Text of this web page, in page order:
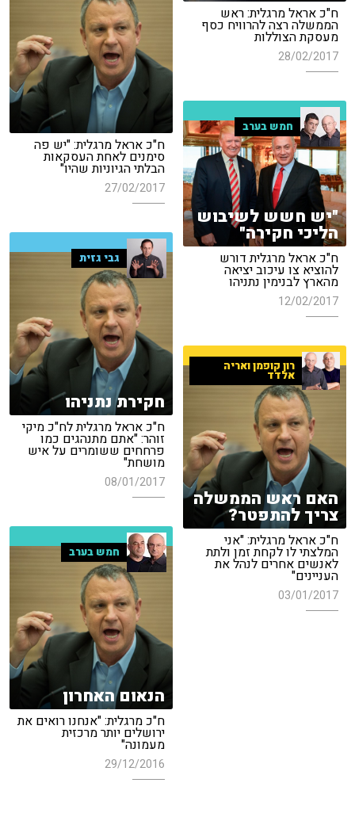
ח"כ אראל מרגלית: ראש
הממשלה רצה להרוויח כסף
מעסקת הצוללות
28/02/2017
ח"כ אראל מרגלית: "יש פה
סימנים לאחת העסקאות
הבלתי הגיוניות שהיו"
27/02/2017
חמש בערב
"יש חשש לשיבוש
הליכי חקירה"
ח"כ אראל מרגלית דורש
להוציא צו עיכוב יציאה
מהארץ לבנימין נתניהו
12/02/2017
גבי גזית
חקירת נתניהו
ח"כ אראל מרגלית לח"כ מיקי
זוהר: "אתם מתנהגים כמו
פרחחים ששומרים על איש
מושחת"
08/01/2017
רון קופמן ואריה
אלדד
האם ראש הממשלה
צריך להתפטר?
ח"כ אראל מרגלית: "אני
המלצתי לו לקחת זמן ולתת
לאנשים אחרים לנהל את
העניינים"
03/01/2017
חמש בערב
הנאום האחרון
ח"כ מרגלית: "אנחנו רואים את
ירושלים יותר מרכזית
מעמונה"
29/12/2016